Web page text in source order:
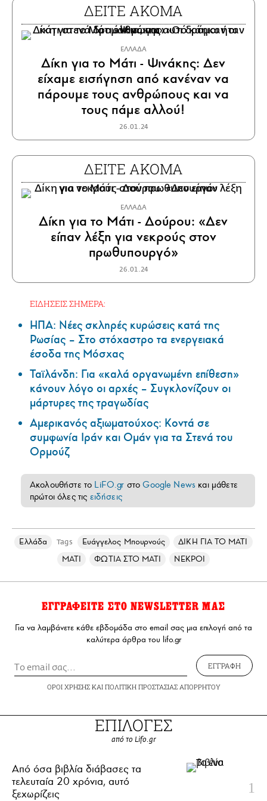
ΔΕΙΤΕ ΑΚΟΜΑ
ΕΛΛΑΔΑ
Δίκη για το Μάτι - Ψινάκης: Δεν
είχαμε εισήγηση από κανέναν να
πάρουμε τους ανθρώπους και να
τους πάμε αλλού!
26.01.24
ΔΕΙΤΕ ΑΚΟΜΑ
ΕΛΛΑΔΑ
Δίκη για το Μάτι - Δούρου: «Δεν
είπαν λέξη για νεκρούς στον
πρωθυπουργό»
26.01.24
ΕΙΔΗΣΕΙΣ ΣΗΜΕΡΑ:
ΗΠΑ: Nέες σκληρές κυρώσεις κατά της
Ρωσίας – Στο στόχαστρο τα ενεργειακά
έσοδα της Μόσχας
Ταϊλάνδη: Για «καλά οργανωμένη επίθεση»
κάνουν λόγο οι αρχές – Συγκλονίζουν οι
μάρτυρες της τραγωδίας
Αμερικανός αξιωματούχος: Κοντά σε
συμφωνία Ιράν και Ομάν για τα Στενά του
Ορμούζ
Ακολουθήστε το LiFO.gr στοGoogle News και μάθετε
πρώτοι όλες τις ειδήσεις
Ελλάδα Tags Ευάγγελος Μπουρνούς
ΔΙΚΗ ΓΙΑ ΤΟ ΜΑΤΙ
ΜΑΤΙ
ΦΩΤΙΑ ΣΤΟ ΜΑΤΙ ΝΕΚΡΟΙ
ΕΓΓΡΑΦΕΙΤΕ ΣΤΟ NEWSLETTER ΜΑΣ
Για να λαμβάνετε κάθε εβδομάδα στο email σας μια επιλογή από τα
καλύτερα άρθρα του lifo.gr
ΕΓΓΡΑΦΗ
ΟΡΟΙ ΧΡΗΣΗΣΚΑΙ ΠΟΛΙΤΙΚΗ ΠΡΟΣΤΑΣΙΑΣ ΑΠΟΡΡΗΤΟΥ
ΕΠΙΛΟΓΕΣ
από το Lifo.gr
Από όσα βιβλία διάβασες τα
τελευταία 20 χρόνια, αυτό
ξεχωρίζεις